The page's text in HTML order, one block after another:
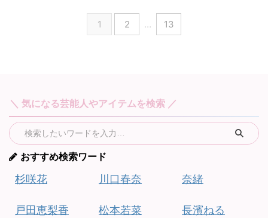
1 2 … 13
＼ 気になる芸能人やアイテムを検索 ／
おすすめ検索ワード
杉咲花
戸田恵梨香
川口春奈
松本若菜
奈緒
長濱ねる